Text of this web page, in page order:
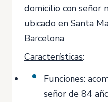
domicilio con señor
ubicado en Santa
Barcelona
Características:
Funciones:
señor de 84